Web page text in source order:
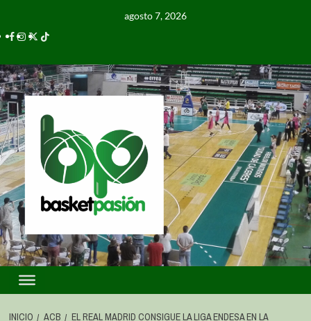
agosto 7, 2026
INICIO ACB
EL REAL MADRID CONSIGUE LA LIGA ENDESA EN LA